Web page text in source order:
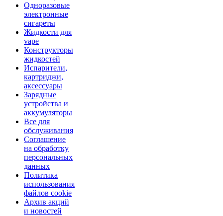
Одноразовые
электронные
сигареты
Жидкости для
vape
Конструкторы
жидкостей
Испарители,
картриджи,
аксессуары
Зарядные
устройства и
аккумуляторы
Все для
обслуживания
Соглашение
на обработку
персональных
данных
Политика
использования
файлов cookie
Архив акций
и новостей